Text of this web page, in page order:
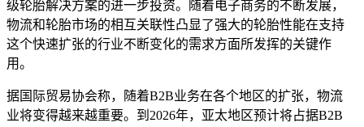
级轮胎解决方案的进一步投资。随着电子商务的不断发展，
物流和轮胎市场的相互关​​联性凸显了强大的轮胎性能在支持
这个快速扩张的行业不断变化的需求方面所发挥的关键作
用。
据国际贸易协会称，随着B2B业务在各个地区的扩张，物流
业将变得越来越重要。到2026年，亚太地区预计将占据B2B